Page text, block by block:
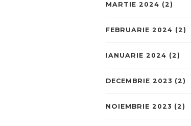
MARTIE 2024 (2)
FEBRUARIE 2024 (2)
IANUARIE 2024 (2)
DECEMBRIE 2023 (2)
NOIEMBRIE 2023 (2)